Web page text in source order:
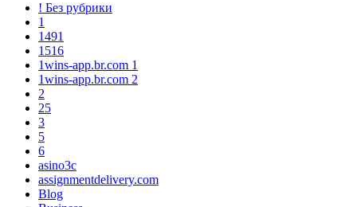
! Без рубрики
1
1491
1516
1wins-app.br.com 1
1wins-app.br.com 2
2
25
3
5
6
asino3c
assignmentdelivery.com
Blog